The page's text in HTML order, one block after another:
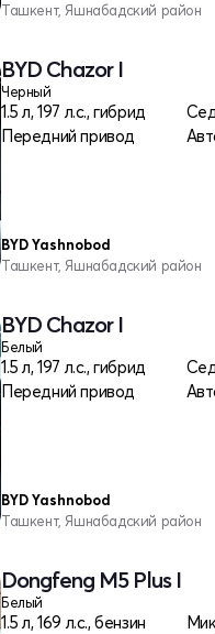
Ташкент, Яшнабадский район
BYD Chazor I
Черный
1.5 л, 197 л.с., гибрид
Передний привод
BYD Yashnobod
Ташкент, Яшнабадский район
BYD Chazor I
Белый
1.5 л, 197 л.с., гибрид
Передний привод
BYD Yashnobod
Ташкент, Яшнабадский район
Dongfeng M5 Plus I
Белый
1.5 л, 169 л.с., бензин